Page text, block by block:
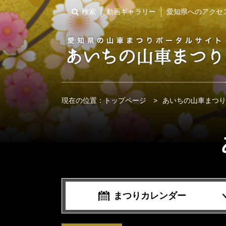
検索 動画ギャラリー 愛知県へのアクセ
現在の位置：トップページ > あいちの山車まつ
まつりカレンダー